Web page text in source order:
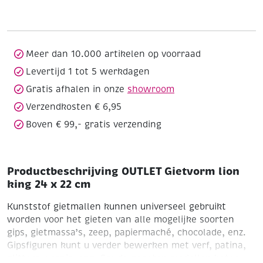
22
Meer dan 10.000 artikelen op voorraad
Levertijd 1 tot 5 werkdagen
Gratis afhalen in onze showroom
Verzendkosten € 6,95
Boven € 99,- gratis verzending
Productbeschrijving OUTLET Gietvorm lion
king 24 x 22 cm
Kunststof gietmallen kunnen universeel gebruikt
worden voor het gieten van alle mogelijke soorten
gips, gietmassa’s, zeep, papiermaché, chocolade, enz.
Gipsfiguren kunt u verder bewerken met verf, patina,